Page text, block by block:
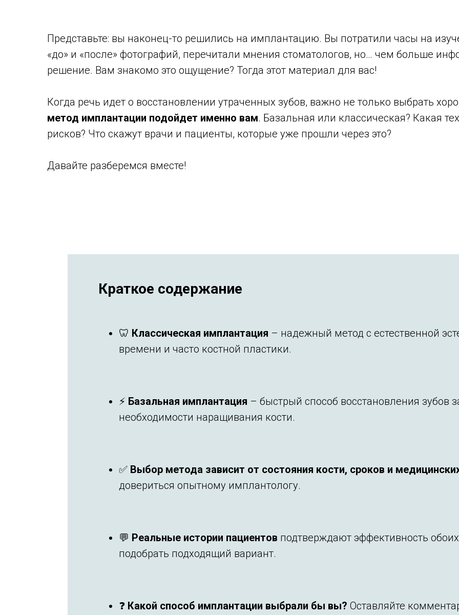
Представьте: вы наконец-то решились на имплантацию. Вы потратили часы на
«до» и «после» фотографий, перечитали мнения стоматологов, но… чем больше
решение. Вам знакомо это ощущение? Тогда этот материал для вас!
Когда речь идет о восстановлении утраченных зубов, важно не только выбрать
метод имплантации подойдет именно вам. Базальная или классическая? Какая
рисков? Что скажут врачи и пациенты, которые уже прошли через это?
Давайте разберемся вместе!
Краткое содержание
🦷 Классическая имплантация – надежный метод с естественной
времени и часто костной пластики.
⚡ Базальная имплантация – быстрый способ восстановления зубов
необходимости наращивания кости.
✅ Выбор метода зависит от состояния кости, сроков и
довериться опытному имплантологу.
💬 Реальные истории пациентов подтверждают эффективность
подобрать подходящий вариант.
❓ Какой способ имплантации выбрали бы вы? Оставляйте